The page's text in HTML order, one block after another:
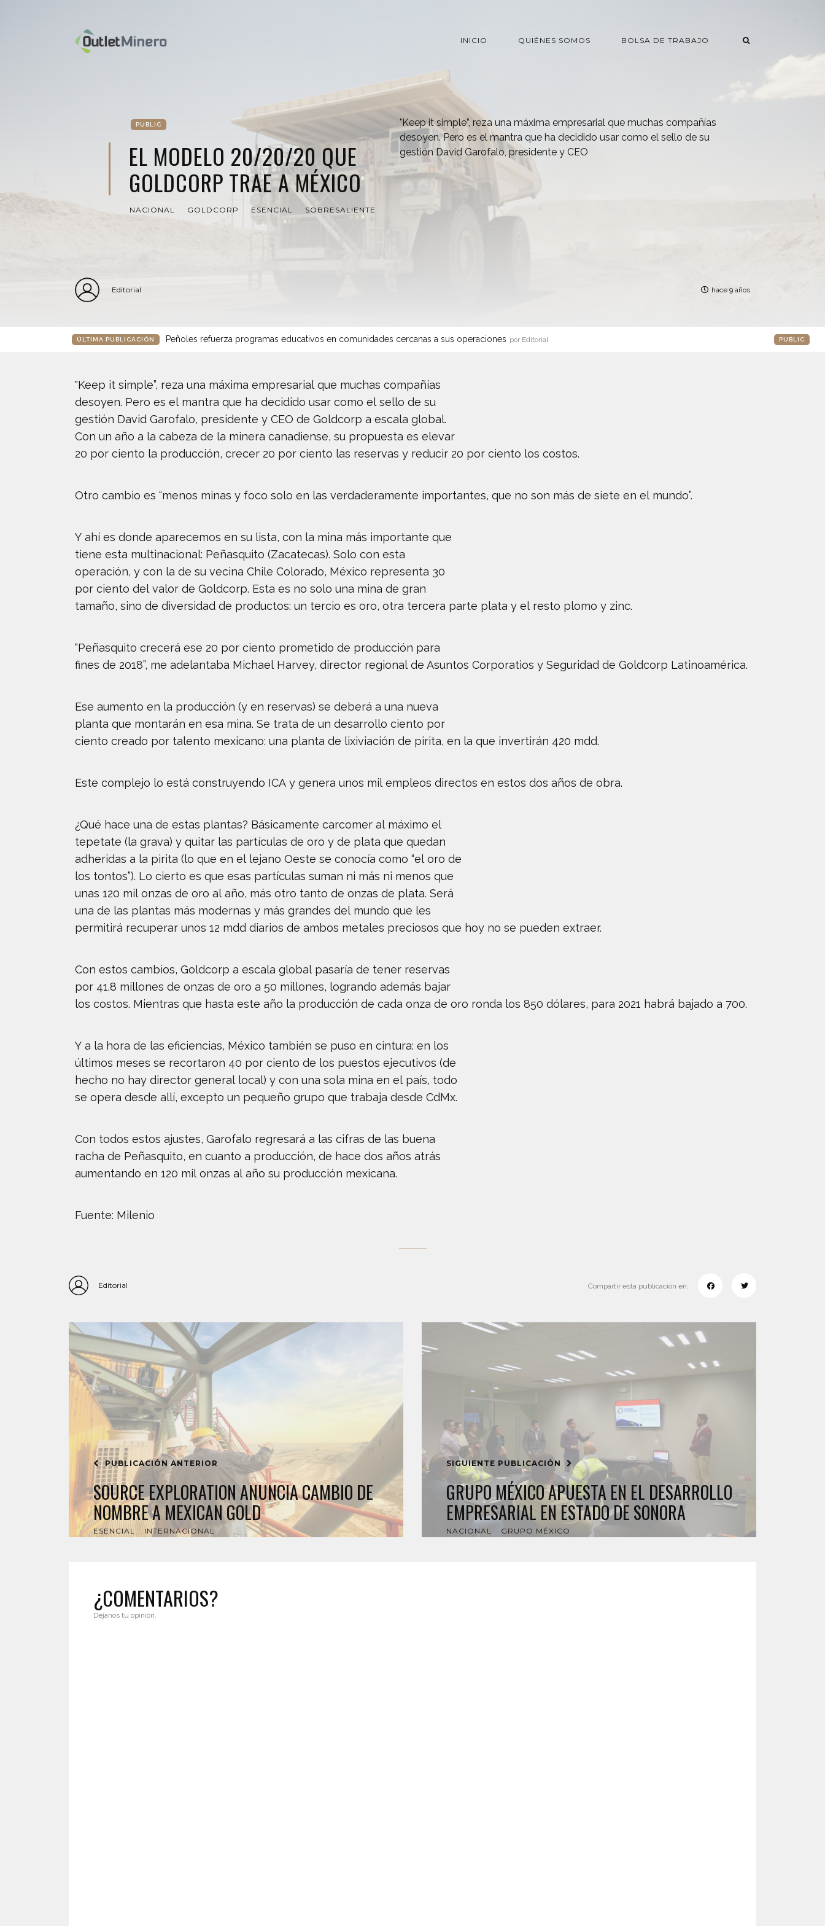
INICIO QUIÉNES SOMOS BOLSA DE TRABAJO
PUBLIC
EL MODELO 20/20/20 QUE
GOLDCORP TRAE A MÉXICO
NACIONAL GOLDCORP ESENCIAL SOBRESALIENTE
"Keep it simple”, reza una máxima empresarial que muchas compañías
desoyen. Pero es el mantra que ha decidido usar como el sello de su
gestión David Garofalo, presidente y CEO
Editorial hace 9 años
ÚLTIMA PUBLICACIÓN Peñoles refuerza programas educativos en comunidades cercanas a sus operaciones por Editorial PUBLIC
"Keep it simple”, reza una máxima empresarial que muchas compañías
desoyen. Pero es el mantra que ha decidido usar como el sello de su
gestión David Garofalo, presidente y CEO de Goldcorp a escala global.
Con un año a la cabeza de la minera canadiense, su propuesta es elevar
20 por ciento la producción, crecer 20 por ciento las reservas y reducir 20 por ciento los costos.
Otro cambio es “menos minas y foco solo en las verdaderamente importantes, que no son más de siete en el mundo”.
Y ahí es donde aparecemos en su lista, con la mina más importante que
tiene esta multinacional: Peñasquito (Zacatecas). Solo con esta
operación, y con la de su vecina Chile Colorado, México representa 30
por ciento del valor de Goldcorp. Esta es no solo una mina de gran
tamaño, sino de diversidad de productos: un tercio es oro, otra tercera parte plata y el resto plomo y zinc.
“Peñasquito crecerá ese 20 por ciento prometido de producción para
fines de 2018”, me adelantaba Michael Harvey, director regional de Asuntos Corporatios y Seguridad de Goldcorp Latinoamérica.
Ese aumento en la producción (y en reservas) se deberá a una nueva
planta que montarán en esa mina. Se trata de un desarrollo ciento por
ciento creado por talento mexicano: una planta de lixiviación de pirita, en la que invertirán 420 mdd.
Este complejo lo está construyendo ICA y genera unos mil empleos directos en estos dos años de obra.
¿Qué hace una de estas plantas? Básicamente carcomer al máximo el
tepetate (la grava) y quitar las partículas de oro y de plata que quedan
adheridas a la pirita (lo que en el lejano Oeste se conocía como “el oro de
los tontos”). Lo cierto es que esas partículas suman ni más ni menos que
unas 120 mil onzas de oro al año, más otro tanto de onzas de plata. Será
una de las plantas más modernas y más grandes del mundo que les
permitirá recuperar unos 12 mdd diarios de ambos metales preciosos que hoy no se pueden extraer.
Con estos cambios, Goldcorp a escala global pasaría de tener reservas
por 41.8 millones de onzas de oro a 50 millones, logrando además bajar
los costos. Mientras que hasta este año la producción de cada onza de oro ronda los 850 dólares, para 2021 habrá bajado a 700.
Y a la hora de las eficiencias, México también se puso en cintura: en los
últimos meses se recortaron 40 por ciento de los puestos ejecutivos (de
hecho no hay director general local) y con una sola mina en el país, todo
se opera desde allí, excepto un pequeño grupo que trabaja desde CdMx.
Con todos estos ajustes, Garofalo regresará a las cifras de las buena
racha de Peñasquito, en cuanto a producción, de hace dos años atrás
aumentando en 120 mil onzas al año su producción mexicana.
Fuente: Milenio
Editorial Compartir esta publicación en:
PUBLICACIÓN ANTERIOR
SOURCE EXPLORATION ANUNCIA CAMBIO DE
NOMBRE A MEXICAN GOLD
ESENCIAL INTERNACIONAL
SIGUIENTE PUBLICACIÓN
GRUPO MÉXICO APUESTA EN EL DESARROLLO
EMPRESARIAL EN ESTADO DE SONORA
NACIONAL GRUPO MÉXICO
¿COMENTARIOS?
Déjanos tu opinión.